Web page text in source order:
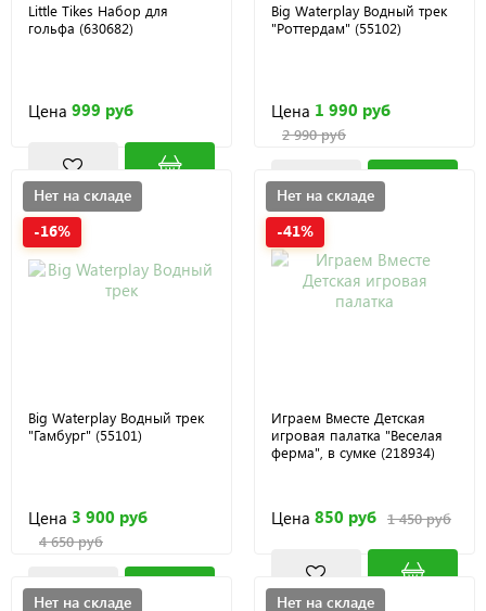
Little Tikes Набор для
гольфа (630682)
Цена 999 руб
Big Waterplay Водный трек
"Роттердам" (55102)
Цена 1 990 руб
2 990 руб
Нет на складе
-16%
Big Waterplay Водный трек
"Гамбург" (55101)
Цена 3 900 руб
4 650 руб
Нет на складе
-41%
Играем Вместе Детская
игровая палатка "Веселая
ферма", в сумке (218934)
Цена 850 руб 1 450 руб
Нет на складе Нет на складе